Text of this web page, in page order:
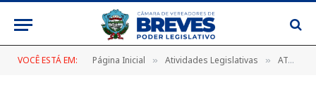
VOCÊ ESTÁ EM: Página Inicial » Atividades Legislativas » ATA DA 20ª SESSÃO ORDINÁRIA DO 1º PERÍODO DA 2ª SESSÃO LEGISLATIVA DA 18ª LEGISLATURA DA CÂMARA MUNICIPAL DE BREVES, REALIZADA NO DIA 10 DE MAIO DE 2018.